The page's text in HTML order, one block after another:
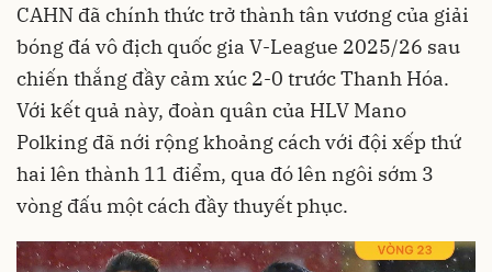
CAHN đã chính thức trở thành tân vương của giải
bóng đá vô địch quốc gia V-League 2025/26 sau
chiến thắng đầy cảm xúc 2-0 trước Thanh Hóa.
Với kết quả này, đoàn quân của HLV Mano
Polking đã nới rộng khoảng cách với đội xếp thứ
hai lên thành 11 điểm, qua đó lên ngôi sớm 3
vòng đấu một cách đầy thuyết phục.